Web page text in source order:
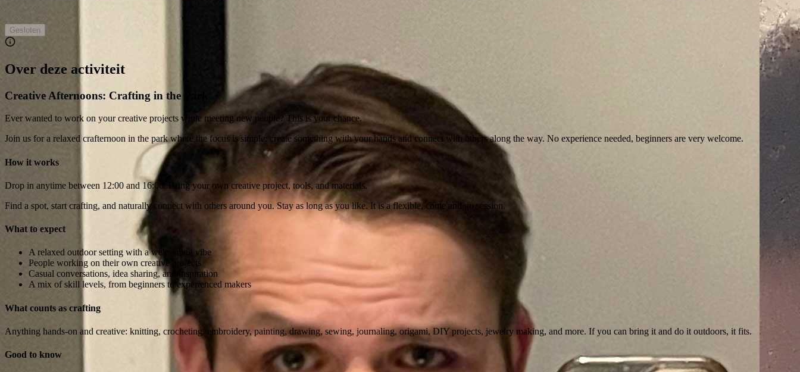
Gesloten
Over deze activiteit
Creative Afternoons: Crafting in the Park
Ever wanted to work on your creative projects while meeting new people? This is your chance.
Join us for a relaxed crafternoon in the park where the focus is simple: create something with your hands and connect with others along the way. No experience needed, beginners are very welcome.
How it works
Drop in anytime between 12:00 and 16:00. Bring your own creative project, tools, and materials.
Find a spot, start crafting, and naturally connect with others around you. Stay as long as you like. It is a flexible, come and go session.
What to expect
A relaxed outdoor setting with a welcoming vibe
People working on their own creative projects
Casual conversations, idea sharing, and inspiration
A mix of skill levels, from beginners to experienced makers
What counts as crafting
Anything hands-on and creative: knitting, crocheting, embroidery, painting, drawing, sewing, journaling, origami, DIY projects, jewelry making, and more. If you can bring it and do it outdoors, it fits.
Good to know